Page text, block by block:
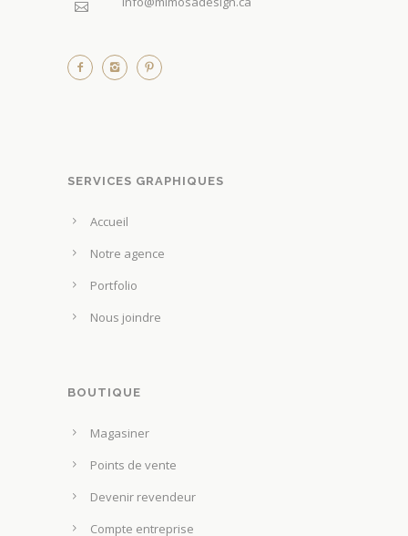
SERVICES GRAPHIQUES
Accueil
Notre agence
Portfolio
Nous joindre
BOUTIQUE
Magasiner
Points de vente
Devenir revendeur
Compte entreprise